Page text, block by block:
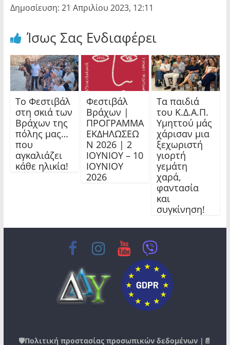
Δημοσίευση: 21 Απριλίου 2023, 12:11
Ίσως Σας Ενδιαφέρει
Το Φεστιβάλ
στη σκιά των
Βράχων της
πόλης μας…
που
αγκαλιάζει
κάθε ηλικία!
Φεστιβάλ
Βράχων |
ΠΡΟΓΡΑΜΜΑ
ΕΚΔΗΛΩΣΕΩ
Ν 2026 | 2
ΙΟΥΝΙΟΥ – 10
ΙΟΥΝΙΟΥ
2026
Τα παιδιά
του Κ.Δ.Α.Π.
Υμηττού μάς
χάρισαν μια
ξεχωριστή
γιορτή
γεμάτη
χαρά,
φαντασία
και
συγκίνηση!
🛡️Πολιτική προστασίας προσωπικών δεδομένων |📄